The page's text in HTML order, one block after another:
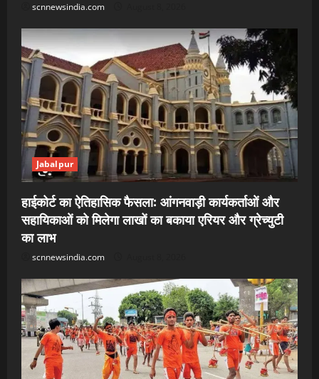
scnnewsindia.com
Jabalpur
हाईकोर्ट का ऐतिहासिक फैसला: आंगनवाड़ी कार्यकर्ताओं और
सहायिकाओं को मिलेगा लाखों का बकाया एरियर और ग्रेच्युटी
का लाभ
scnnewsindia.com